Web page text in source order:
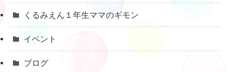
くるみえん１年生ママのギモン
イベント
ブログ